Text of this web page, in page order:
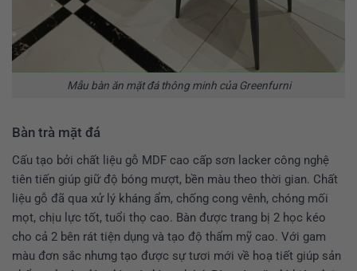
Mẫu bàn ăn mặt đá thông minh của Greenfurni
Bàn trà mặt đá
Cấu tạo bởi chất liệu gỗ MDF cao cấp sơn lacker công nghệ
tiên tiến giúp giữ độ bóng mượt, bền màu theo thời gian. Chất
liệu gỗ đã qua xử lý kháng ẩm, chống cong vênh, chóng mối
mọt, chịu lực tốt, tuổi thọ cao. Bàn được trang bị 2 học kéo
cho cả 2 bên rát tiện dụng và tạo độ thẩm mỹ cao. Với gam
màu đơn sắc nhưng tạo được sự tươi mới về hoạ tiết giúp sản